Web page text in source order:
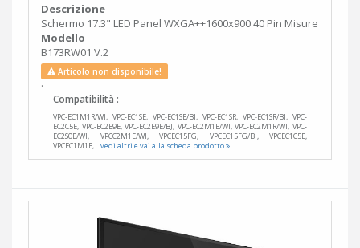
Descrizione
Schermo 17.3" LED Panel WXGA++1600x900 40 Pin Misure
Modello
B173RW01 V.2
Articolo non disponibile!
.
Compatibilità :
VPC-EC1M1R/WI, VPC-EC1SE, VPC-EC1SE/BJ, VPC-EC1SR, VPC-EC1SR/BJ, VPC-
EC2C5E, VPC-EC2E9E, VPC-EC2E9E/BJ, VPC-EC2M1E/WI, VPC-EC2M1R/WI, VPC-
EC2S0E/WI, VPCC2M1E/WI, VPCEC15FG, VPCEC15FG/BI, VPCEC1C5E,
VPCEC1M1E,...vedi altri e vai alla scheda prodotto